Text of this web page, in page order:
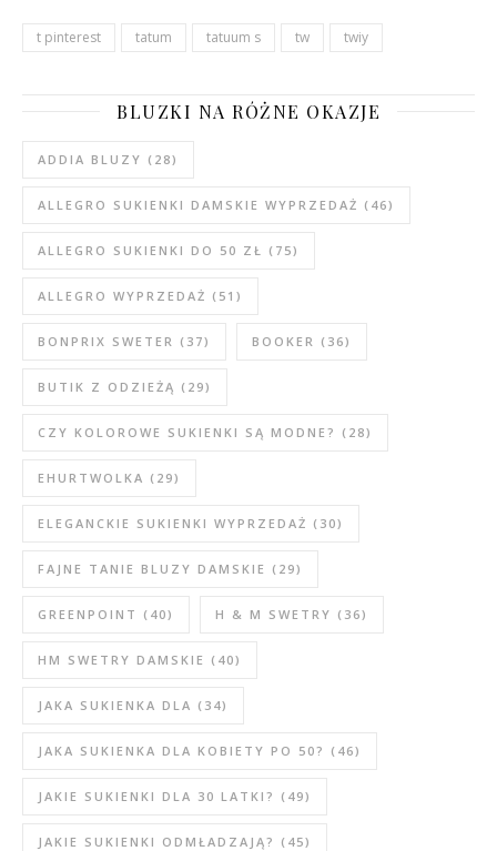
t pinterest tatum tatuum s tw twiy
BLUZKI NA RÓŻNE OKAZJE
ADDIA BLUZY (28)
ALLEGRO SUKIENKI DAMSKIE WYPRZEDAŻ (46)
ALLEGRO SUKIENKI DO 50 ZŁ (75)
ALLEGRO WYPRZEDAŻ (51)
BONPRIX SWETER (37) BOOKER (36)
BUTIK Z ODZIEŻĄ (29)
CZY KOLOROWE SUKIENKI SĄ MODNE? (28)
EHURTWOLKA (29)
ELEGANCKIE SUKIENKI WYPRZEDAŻ (30)
FAJNE TANIE BLUZY DAMSKIE (29)
GREENPOINT (40) H & M SWETRY (36)
HM SWETRY DAMSKIE (40)
JAKA SUKIENKA DLA (34)
JAKA SUKIENKA DLA KOBIETY PO 50? (46)
JAKIE SUKIENKI DLA 30 LATKI? (49)
JAKIE SUKIENKI ODMŁADZAJĄ? (45)